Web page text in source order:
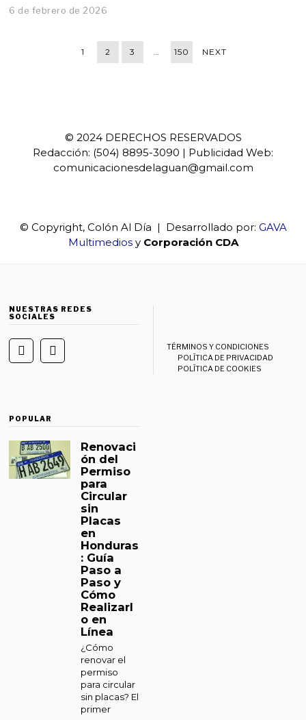
6 de febrero de 2026
1 2 3 … 150 NEXT
© 2024 DERECHOS RESERVADOS
Redacción: (504) 8895-3090 | Publicidad Web:
comunicacionesdelaguan@gmail.com
© Copyright, Colón Al Día | Desarrollado por: GAVA
Multimediosy Corporación CDA
NUESTRAS REDES
SOCIALES
TÉRMINOS Y CONDICIONES
POLÍTICA DE PRIVACIDAD
POLÍTICA DE COOKIES
POPULAR
Renovaci
ón del
Permiso
para
Circular
sin
Placas
en
Honduras
: Guía
Paso a
Paso y
Cómo
Realizarl
o en
Línea
¿Cómo
renovar el
permiso
para circular
sin placas? El
primer